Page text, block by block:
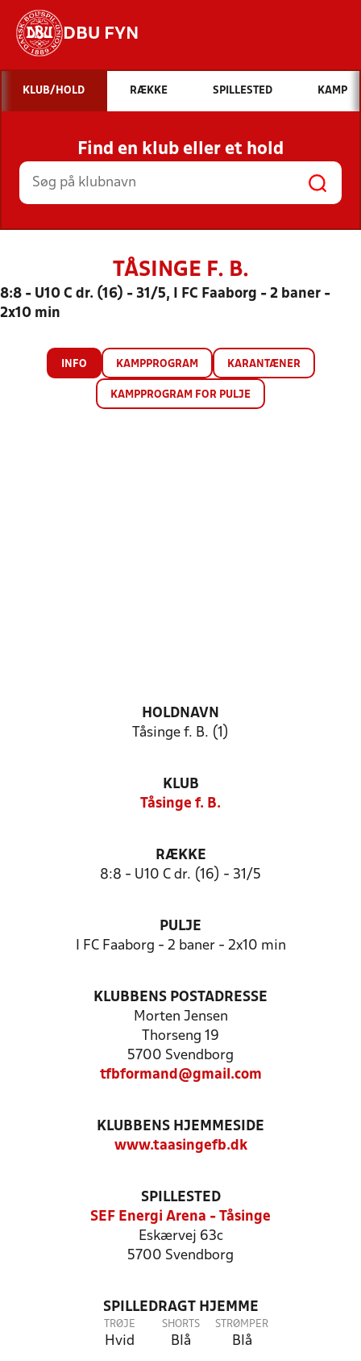
DBU FYN
Hvad vil du søge efter?
INDHOLD OG NYHEDER
STILLINGER, RESULTATER, KLUBBER OG
HOLD
KLUB/HOLD RÆKKE SPILLESTED KAMP
Find en klub eller et hold
TÅSINGE F. B.
8:8 - U10 C dr. (16) - 31/5, I FC Faaborg - 2 baner -
2x10 min
INFO KAMPPROGRAM KARANTÆNER
KAMPPROGRAM FOR PULJE
HOLDNAVN
Tåsinge f. B. (1)
KLUB
Tåsinge f. B.
RÆKKE
8:8 - U10 C dr. (16) - 31/5
PULJE
I FC Faaborg - 2 baner - 2x10 min
KLUBBENS POSTADRESSE
Morten Jensen
Thorseng 19
5700 Svendborg
tfbformand@gmail.com
KLUBBENS HJEMMESIDE
www.taasingefb.dk
SPILLESTED
SEF Energi Arena - Tåsinge
Eskærvej 63c
5700 Svendborg
SPILLEDRAGT HJEMME
TRØJE
Hvid
SHORTS
Blå
STRØMPER
Blå